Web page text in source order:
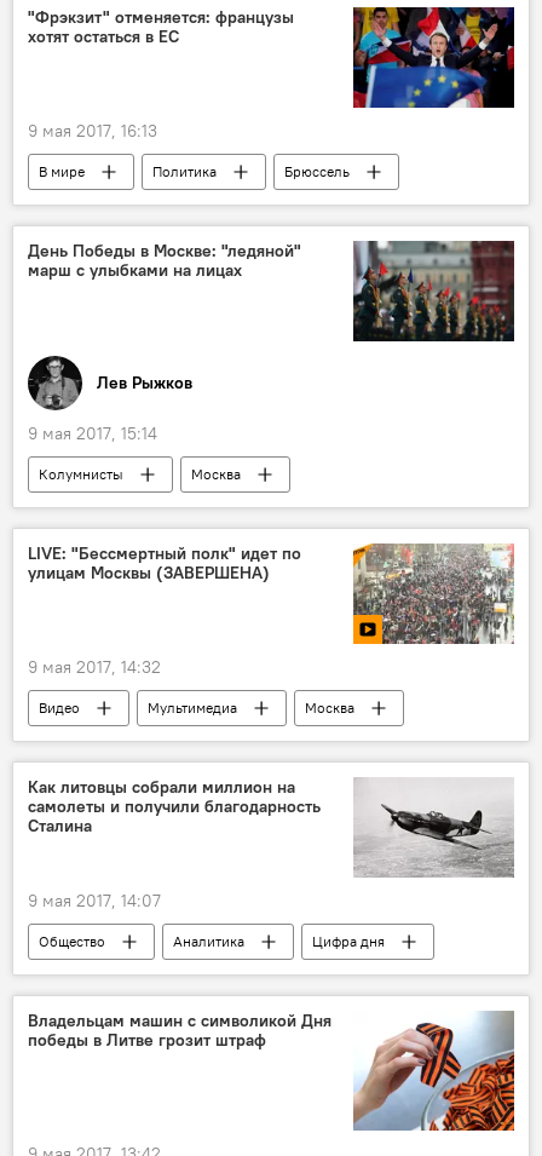
Антакальнисское кладбище Вильнюса
"Бессмертный полк"
"Фрэкзит" отменяется: французы
хотят остаться в ЕС
9 мая 2017, 16:13
В мире Политика
Брюссель
Франция
Евросоюз (ЕС)
День Победы в Москве: "ледяной"
марш с улыбками на лицах
Лев Рыжков
9 мая 2017, 15:14
Колумнисты
Москва
Красная площадь
День Победы
LIVE: "Бессмертный полк" идет по
улицам Москвы (ЗАВЕРШЕНА)
9 мая 2017, 14:32
Видео Мультимедиа
Москва
"Бессмертный полк"
Как литовцы собрали миллион на
самолеты и получили благодарность
Сталина
9 мая 2017, 14:07
Общество Аналитика
Цифра дня
Литва
авиаэскадрилья "Советская Литва"
Владельцам машин с символикой Дня
победы в Литве грозит штраф